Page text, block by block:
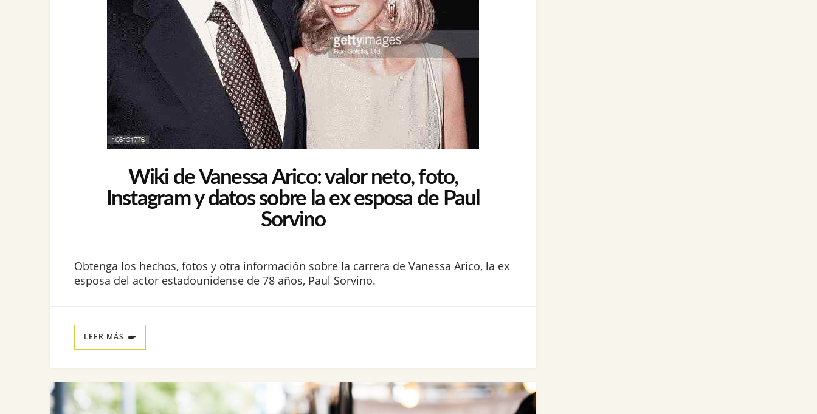
Wiki de Vanessa Arico: valor neto, foto,
Instagram y datos sobre la ex esposa de Paul
Sorvino
Obtenga los hechos, fotos y otra información sobre la carrera de Vanessa Arico, la ex
esposa del actor estadounidense de 78 años, Paul Sorvino.
LEER MÁS